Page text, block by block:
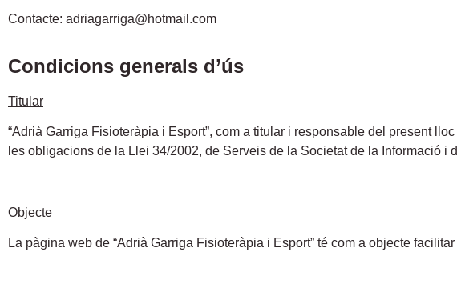
Contacte: adriagarriga@hotmail.com
Condicions generals d’ús
Titular
“Adrià Garriga Fisioteràpia i Esport”, com a titular i responsable del present
les obligacions de la Llei 34/2002, de Serveis de la Societat de la Informació i
Objecte
La pàgina web de “Adrià Garriga Fisioteràpia i Esport” té com a objecte